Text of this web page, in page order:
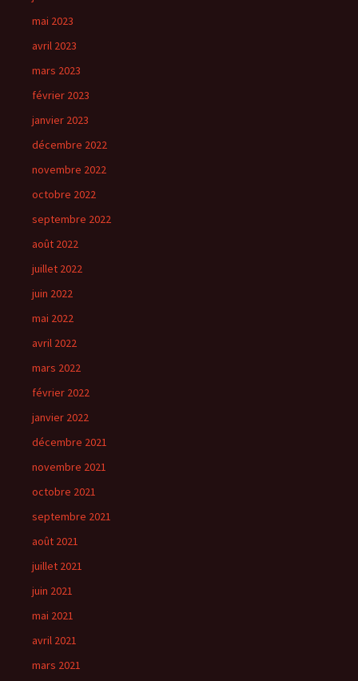
mai 2023
avril 2023
mars 2023
février 2023
janvier 2023
décembre 2022
novembre 2022
octobre 2022
septembre 2022
août 2022
juillet 2022
juin 2022
mai 2022
avril 2022
mars 2022
février 2022
janvier 2022
décembre 2021
novembre 2021
octobre 2021
septembre 2021
août 2021
juillet 2021
juin 2021
mai 2021
avril 2021
mars 2021